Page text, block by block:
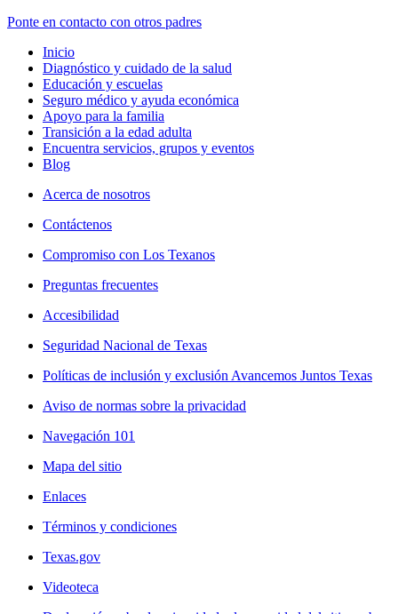
Ponte en contacto con otros padres
Inicio
Diagnóstico y cuidado de la salud
Educación y escuelas
Seguro médico y ayuda económica
Apoyo para la familia
Transición a la edad adulta
Encuentra servicios, grupos y eventos
Blog
Acerca de nosotros
Contáctenos
Compromiso con Los Texanos
Preguntas frecuentes
Accesibilidad
Seguridad Nacional de Texas
Políticas de inclusión y exclusión Avancemos Juntos Texas
Aviso de normas sobre la privacidad
Navegación 101
Mapa del sitio
Enlaces
Términos y condiciones
Texas.gov
Videoteca